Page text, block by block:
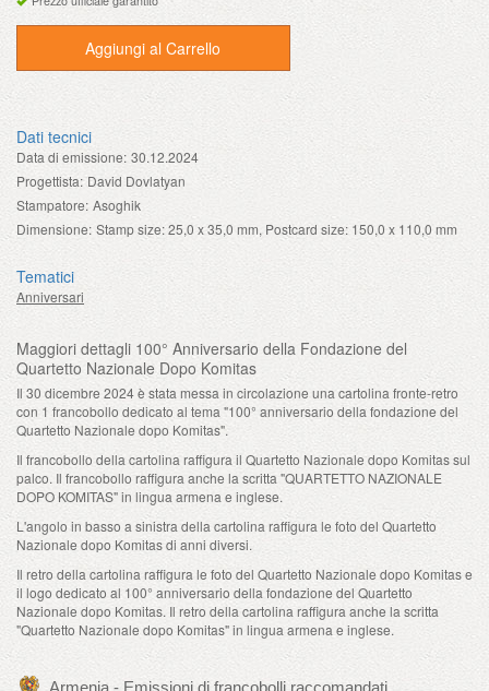
Aggiungi al Carrello
Dati tecnici
Data di emissione: 30.12.2024
Progettista: David Dovlatyan
Stampatore: Asoghik
Dimensione: Stamp size: 25,0 x 35,0 mm, Postcard size: 150,0 x 110,0 mm
Tematici
Anniversari
Maggiori dettagli 100° Anniversario della Fondazione del
Quartetto Nazionale Dopo Komitas
Il 30 dicembre 2024 è stata messa in circolazione una cartolina fronte-retro
con 1 francobollo dedicato al tema "100° anniversario della fondazione del
Quartetto Nazionale dopo Komitas".
Il francobollo della cartolina raffigura il Quartetto Nazionale dopo Komitas sul
palco. Il francobollo raffigura anche la scritta "QUARTETTO NAZIONALE
DOPO KOMITAS" in lingua armena e inglese.
L'angolo in basso a sinistra della cartolina raffigura le foto del Quartetto
Nazionale dopo Komitas di anni diversi.
Il retro della cartolina raffigura le foto del Quartetto Nazionale dopo Komitas e
il logo dedicato al 100° anniversario della fondazione del Quartetto
Nazionale dopo Komitas. Il retro della cartolina raffigura anche la scritta
"Quartetto Nazionale dopo Komitas" in lingua armena e inglese.